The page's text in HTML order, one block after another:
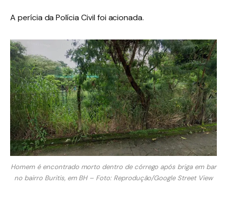
A perícia da Polícia Civil foi acionada.
Homem é encontrado morto dentro de córrego após briga em bar
no bairro Buritis, em BH – Foto: Reprodução/Google Street View